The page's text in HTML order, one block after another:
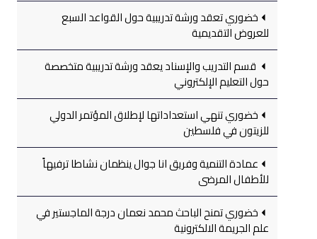
خضوري تعقد ورشة تدريبية حول القواعد السبع
للعروض التقديمية
قسم التدريب والإسناد يعقد ورشة تدريبية متخصصة
حول التعليم الإلكتروني
خضوري تنهي استعداداتها لإطلاق المؤتمر الدولي
للزيتون في فلسطين
عمادة التنمية وفريق انا جوال ينظمان نشاطا ترفيهاً
للأطفال المرضى
خضوري تمنح الباحث محمد نعمان درجة الماجستير في
علم الجريمة الالكترونية